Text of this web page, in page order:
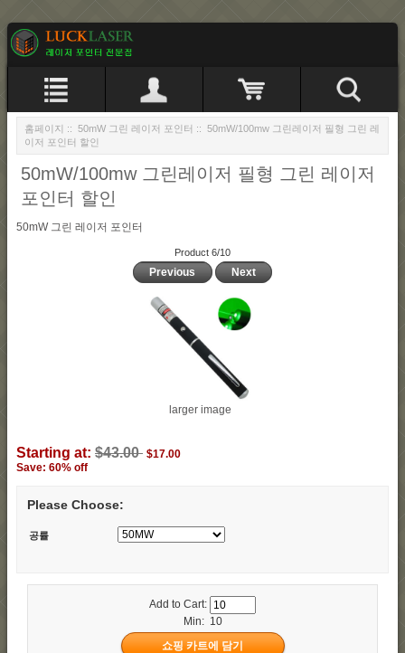
홈페이지 :: 50mW 그린 레이저 포인터 :: 50mW/100mw 그린레이저 필형 그린 레
이저 포인터 할인
50mW/100mw 그린레이저 필형 그린 레이저
포인터 할인
50mW 그린 레이저 포인터
Product 6/10
Previous Next
larger image
Starting at: $43.00 $17.00
Save: 60% off
Please Choose:
공률
Add to Cart:
Min: 10